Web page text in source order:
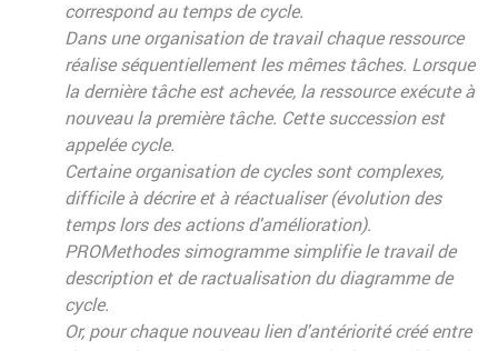
correspond au temps de cycle.
Dans une organisation de travail chaque ressource
réalise séquentiellement les mêmes tâches. Lorsque
la dernière tâche est achevée, la ressource exécute à
nouveau la première tâche. Cette succession est
appelée cycle.
Certaine organisation de cycles sont complexes,
difficile à décrire et à réactualiser (évolution des
temps lors des actions d'amélioration).
PROMethodes simogramme simplifie le travail de
description et de ractualisation du diagramme de
cycle.
Or, pour chaque nouveau lien d'antériorité créé entre